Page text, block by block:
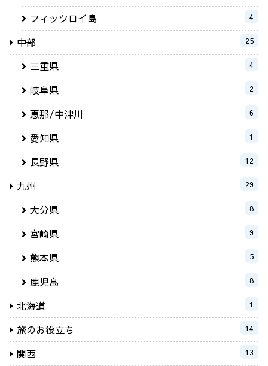
フィッツロイ島 4
中部 25
三重県 4
岐阜県 2
恵那/中津川 6
愛知県 1
長野県 12
九州 29
大分県 8
宮崎県 9
熊本県 5
鹿児島 8
北海道 1
旅のお役立ち 14
関西 13